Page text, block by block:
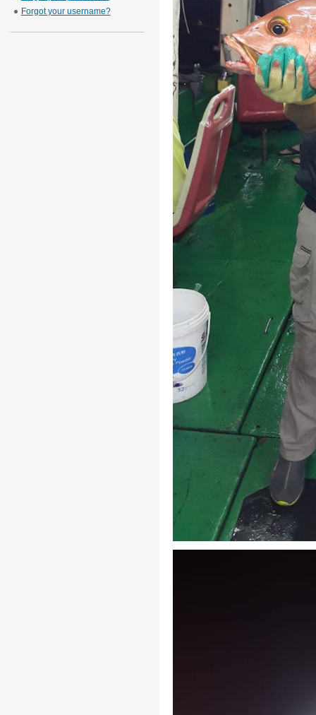
Forgot your username?